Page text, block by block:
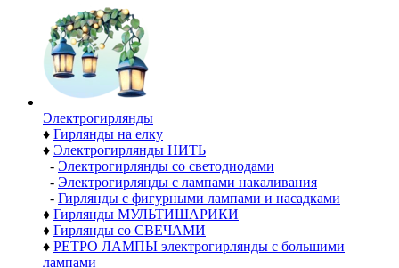
Электро­гирлянды
♦ Гирлянды на елку
♦ Электрогирлянды НИТЬ
- Электрогирлянды со светодиодами
- Электрогирлянды с лампами накаливания
- Гирлянды с фигурными лампами и насадками
♦ Гирлянды МУЛЬТИШАРИКИ
♦ Гирлянды со СВЕЧАМИ
♦ РЕТРО ЛАМПЫ электрогирлянды с большими
лампами